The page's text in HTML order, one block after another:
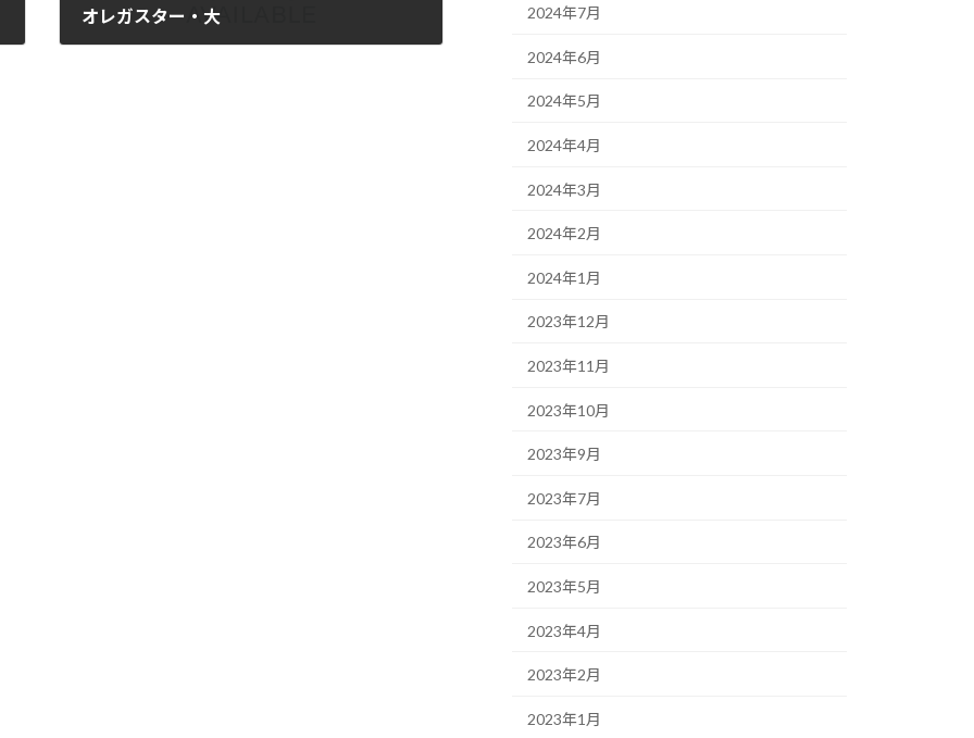
オレガスター・大 2024年7月
2024年6月
2024年5月
2024年4月
2024年3月
2024年2月
2024年1月
2023年12月
2023年11月
2023年10月
2023年9月
2023年7月
2023年6月
2023年5月
2023年4月
2023年2月
2023年1月